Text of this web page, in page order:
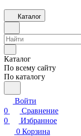
Каталог
Каталог
По всему сайту
По каталогу
Войти
0
Сравнение
0
Избранное
0 Корзина